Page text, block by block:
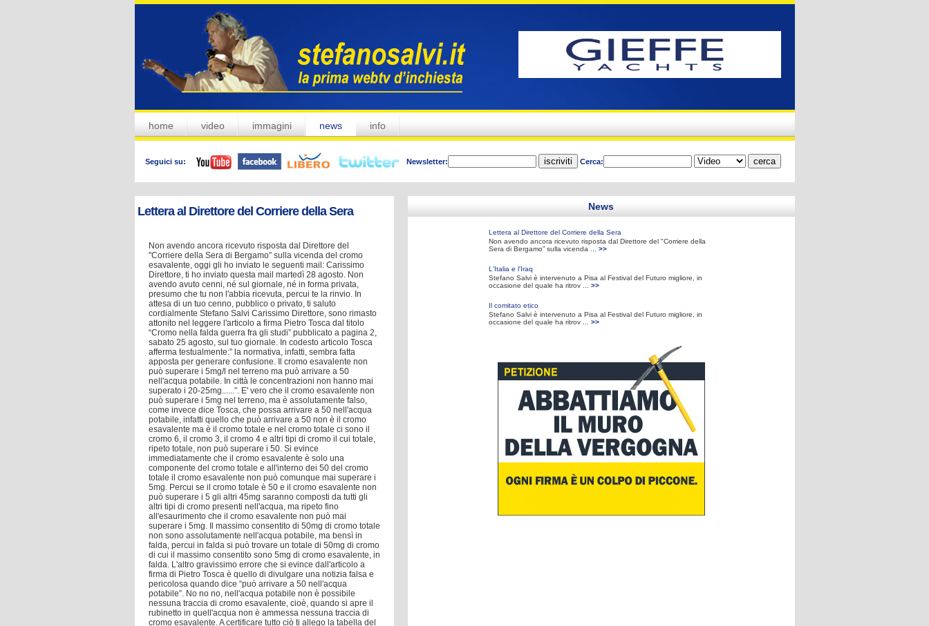
home video immagini news info
Seguici su: Newsletter: Cerca:
Lettera al Direttore del Corriere della Sera
Non avendo ancora ricevuto risposta dal Direttore del
"Corriere della Sera di Bergamo” sulla vicenda del cromo
esavalente, oggi gli ho inviato le seguenti mail: Carissimo
Direttore, ti ho inviato questa mail martedì 28 agosto. Non
avendo avuto cenni, né sul giornale, né in forma privata,
presumo che tu non l'abbia ricevuta, percui te la rinvio. In
attesa di un tuo cenno, pubblico o privato, ti saluto
cordialmente Stefano Salvi Carissimo Direttore, sono rimasto
attonito nel leggere l'articolo a firma Pietro Tosca dal titolo
“Cromo nella falda guerra fra gli studi” pubblicato a pagina 2,
sabato 25 agosto, sul tuo giornale. In codesto articolo Tosca
afferma testualmente:” la normativa, infatti, sembra fatta
apposta per generare confusione. Il cromo esavalente non
può superare i 5mg/l nel terreno ma può arrivare a 50
nell'acqua potabile. In città le concentrazioni non hanno mai
superato i 20-25mg......”. E' vero che il cromo esavalente non
può superare i 5mg nel terreno, ma è assolutamente falso,
come invece dice Tosca, che possa arrivare a 50 nell'acqua
potabile, infatti quello che può arrivare a 50 non è il cromo
esavalente ma è il cromo totale e nel cromo totale ci sono il
cromo 6, il cromo 3, il cromo 4 e altri tipi di cromo il cui totale,
ripeto totale, non può superare i 50. Si evince
immediatamente che il cromo esavalente è solo una
componente del cromo totale e all'interno dei 50 del cromo
totale il cromo esavalente non può comunque mai superare i
5mg. Percui se il cromo totale è 50 e il cromo esavalente non
può superare i 5 gli altri 45mg saranno composti da tutti gli
altri tipi di cromo presenti nell'acqua, ma ripeto fino
all'esaurimento che il cromo esavalente non può mai
superare i 5mg. Il massimo consentito di 50mg di cromo totale
non sono assolutamente nell'acqua potabile, ma bensì in
falda, percui in falda si può trovare un totale di 50mg di cromo
di cui il massimo consentito sono 5mg di cromo esavalente, in
falda. L'altro gravissimo errore che si evince dall'articolo a
firma di Pietro Tosca è quello di divulgare una notizia falsa e
pericolosa quando dice “può arrivare a 50 nell'acqua
potabile”. No no no, nell'acqua potabile non è possibile
nessuna traccia di cromo esavalente, cioè, quando si apre il
rubinetto in quell'acqua non è ammessa nessuna traccia di
cromo esavalente. A certificare tutto ciò ti allego la tabella del
News
Lettera al Direttore del Corriere della Sera
Non avendo ancora ricevuto risposta dal Direttore del "Corriere della
Sera di Bergamo” sulla vicenda ...
>>
L'Italia e l'Iraq
Stefano Salvi è intervenuto a Pisa al Festival del Futuro migliore, in
occasione del quale ha ritrov ...
>>
Il comitato etico
Stefano Salvi è intervenuto a Pisa al Festival del Futuro migliore, in
occasione del quale ha ritrov ...
>>